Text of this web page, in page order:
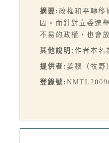
摘要: 政權和平轉移
因。而針對立委選
不易的政權，也會
其他說明: 作者本名
提供者: 姜穆（牧野
登錄號: